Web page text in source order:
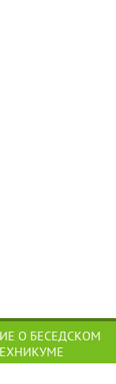
О БЕСЕДСКОМ